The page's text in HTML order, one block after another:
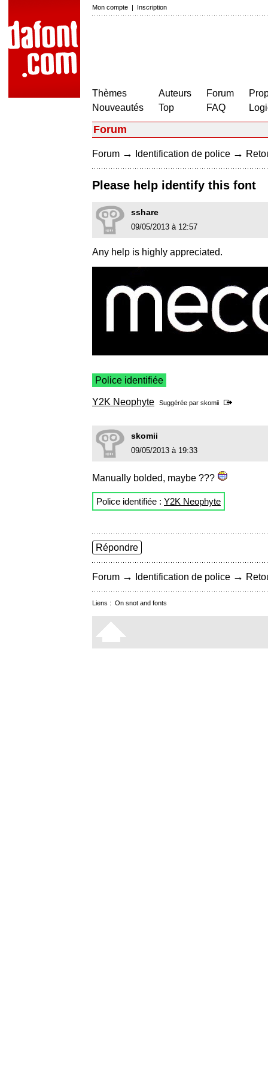
Mon compte | Inscription
Thèmes
Nouveautés
Auteurs
Top
Forum
FAQ
Forum
Forum → Identification de police →
Please help identify this font
sshare
09/05/2013 à 12:57
Any help is highly appreciated.
Police identifiée
Y2K Neophyte Suggérée par skomii
skomii
09/05/2013 à 19:33
Manually bolded, maybe ???
Police identifiée : Y2K Neophyte
Répondre
Forum → Identification de police →
Liens : On snot and fonts